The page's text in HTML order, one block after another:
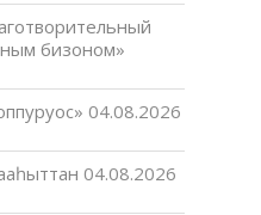
бизоном»
04.08.2026
04.08.2026